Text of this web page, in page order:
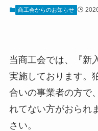
商工会からのお知らせ
当商工会では、『新
実施しております。
合いの事業者の方で
れてない方がおられ
さい。